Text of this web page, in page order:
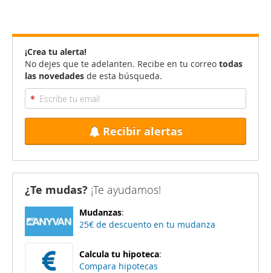
¡Crea tu alerta!
No dejes que te adelanten. Recibe en tu correo todas
las novedades de esta búsqueda.
Recibir alertas
¿Te mudas? ¡Te ayudamos!
Mudanzas:
25€ de descuento en tu mudanza
Calcula tu hipoteca:
Compara hipotecas